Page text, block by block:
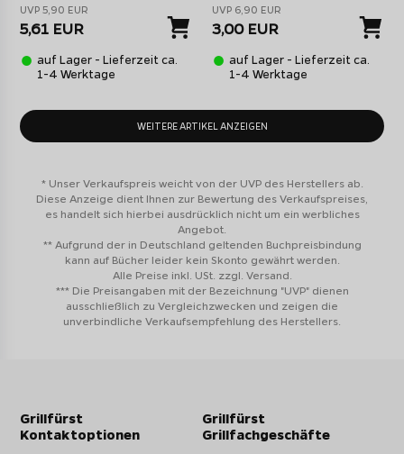
UVP 5,90 EUR
5,61 EUR
auf Lager - Lieferzeit ca.
1-4 Werktage
UVP 6,90 EUR
3,00 EUR
auf Lager - Lieferzeit ca.
1-4 Werktage
WEITERE ARTIKEL ANZEIGEN
* Unser Verkaufspreis weicht von der UVP des Herstellers ab.
Diese Anzeige dient Ihnen zur Bewertung des Verkaufspreises,
es handelt sich hierbei ausdrücklich nicht um ein werbliches
Angebot.
** Aufgrund der in Deutschland geltenden Buchpreisbindung
kann auf Bücher leider kein Skonto gewährt werden.
Alle Preise inkl. USt. zzgl. Versand.
*** Die Preisangaben mit der Bezeichnung "UVP" dienen
ausschließlich zu Vergleichzwecken und zeigen die
unverbindliche Verkaufsempfehlung des Herstellers.
Grillfürst
Kontaktoptionen
Grillfürst
Grillfachgeschäfte